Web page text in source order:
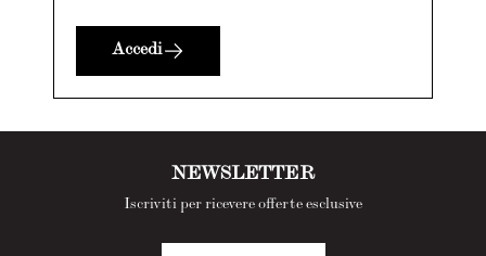
Accedi
NEWSLETTER
Iscriviti per ricevere offerte esclusive